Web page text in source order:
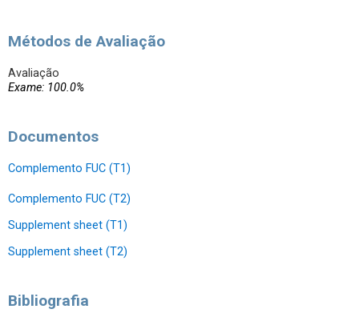
Métodos de Avaliação
Avaliação
Exame: 100.0%
Documentos
Complemento FUC (T1)
Complemento FUC (T2)
Supplement sheet (T1)
Supplement sheet (T2)
Bibliografia